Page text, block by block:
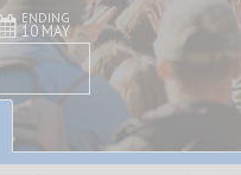
ENDING
10 MAY